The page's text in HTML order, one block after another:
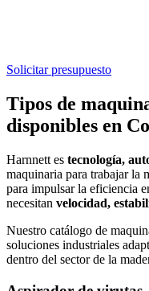
Solicitar presupuesto
Tipos de
disponibles en
Harnnett es tecnología,
maquinaria para trabajar la
para impulsar la eficiencia
necesitan velocidad,
Nuestro catálogo de
soluciones industriales
dentro del sector de la